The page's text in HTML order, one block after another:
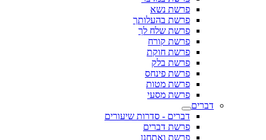
פרשת נשא
פרשת בהעלותך
פרשת שלח לך
פרשת קורח
פרשת חוקת
פרשת בלק
פרשת פינחס
פרשת מטות
פרשת מסעי
דברים
דברים - סדרות שיעורים
פרשת דברים
פרשת ואתחנן